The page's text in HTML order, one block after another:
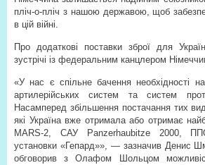
пліч-о-пліч з нашою державою, щоб
в цій війні.
Про додаткові поставки зброї для
зустрічі із федеральним канцлером
«У нас є спільне бачення необхідності
артилерійських систем та систем
Насамперед збільшення постачання тих
які Україна вже отримала або отримає
MARS-2, САУ Panzerhaubitze 2000,
установки «Гепард»», — зазначив Денис
обговорив з Олафом Шольцом